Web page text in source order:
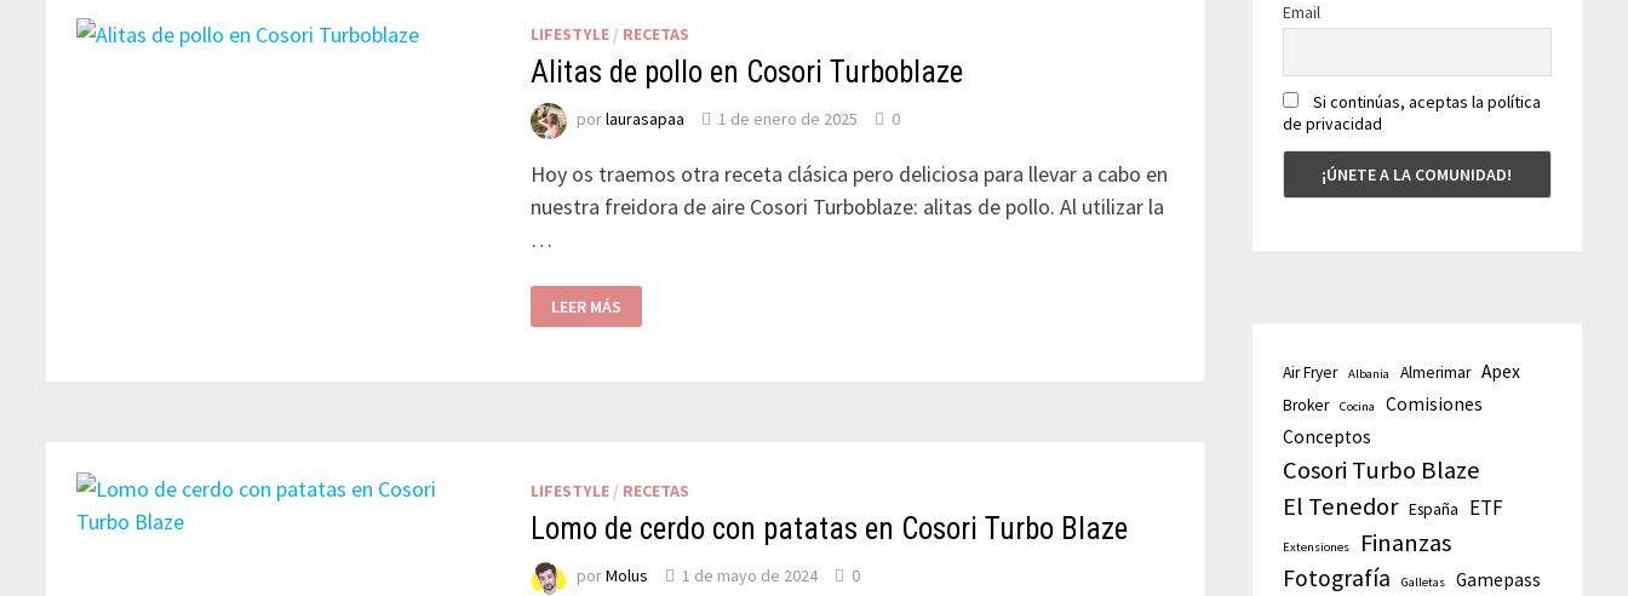
LIFESTYLE / RECETAS
Alitas de pollo en Cosori Turboblaze
porlaurasapaa 1 de enero de 2025 0
Hoy os traemos otra receta clásica pero deliciosa para llevar a cabo en
nuestra freidora de aire Cosori Turboblaze: alitas de pollo. Al utilizar la
…
LEER MÁS
LIFESTYLE / RECETAS
Lomo de cerdo con patatas en Cosori Turbo Blaze
porMolus 1 de mayo de 2024 0
Email
Si continúas, aceptas la política
de privacidad
Air Fryer Albania Almerimar Apex
Broker Cocina
Comisiones
Conceptos
Cosori Turbo Blaze
El Tenedor España ETF
Extensiones Finanzas
Fotografía Galletas Gamepass